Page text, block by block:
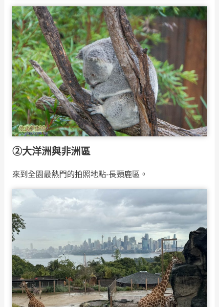
②大洋洲與非洲區
來到全園最熱門的拍照地點-長頸鹿區。